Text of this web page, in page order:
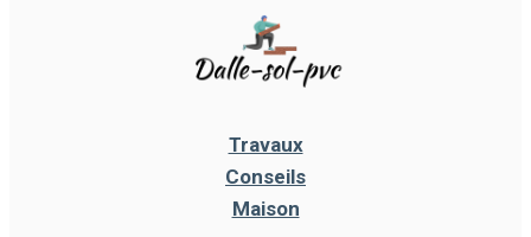
Travaux
Conseils
Maison